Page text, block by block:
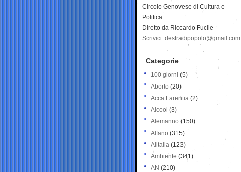
Circolo Genovese di Cultura e
Politica
Diretto da Riccardo Fucile
Scrivici: destradipopolo@gmail.com
Categorie
100 giorni (5)
Aborto (20)
Acca Larentia (2)
Alcool (3)
Alemanno (150)
Alfano (315)
Alitalia (123)
Ambiente (341)
AN (210)